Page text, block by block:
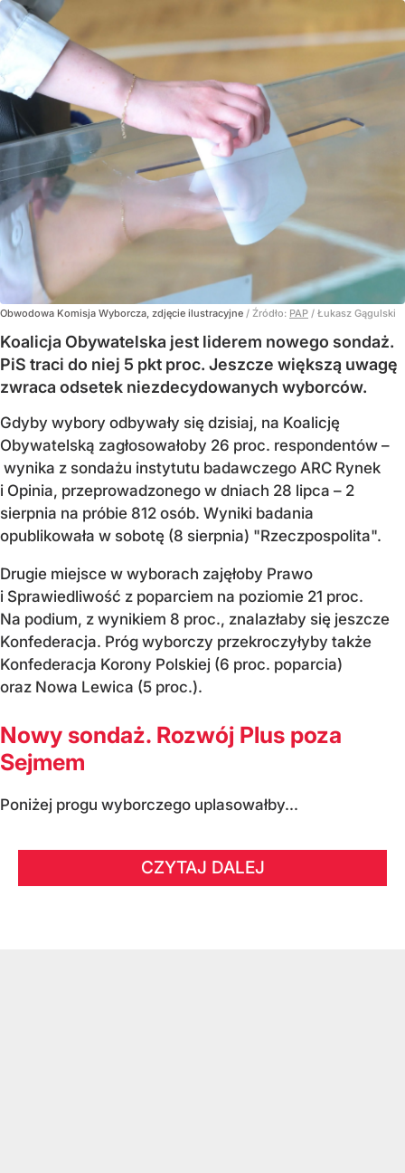
Obwodowa Komisja Wyborcza, zdjęcie ilustracyjne / Źródło: PAP / Łukasz Gągulski
Koalicja Obywatelska jest liderem nowego sondaż.
PiS traci do niej 5 pkt proc. Jeszcze większą uwagę
zwraca odsetek niezdecydowanych wyborców.
Gdyby wybory odbywały się dzisiaj, na Koalicję
Obywatelską zagłosowałoby 26 proc. respondentów –
wynika z sondażu instytutu badawczego ARC Rynek
i Opinia, przeprowadzonego w dniach 28 lipca – 2
sierpnia na próbie 812 osób. Wyniki badania
opublikowała w sobotę (8 sierpnia) "Rzeczpospolita".
Drugie miejsce w wyborach zajęłoby Prawo
i Sprawiedliwość z poparciem na poziomie 21 proc.
Na podium, z wynikiem 8 proc., znalazłaby się jeszcze
Konfederacja. Próg wyborczy przekroczyłyby także
Konfederacja Korony Polskiej (6 proc. poparcia)
oraz Nowa Lewica (5 proc.).
Nowy sondaż. Rozwój Plus poza
Sejmem
Poniżej progu wyborczego uplasowałby...
CZYTAJ DALEJ